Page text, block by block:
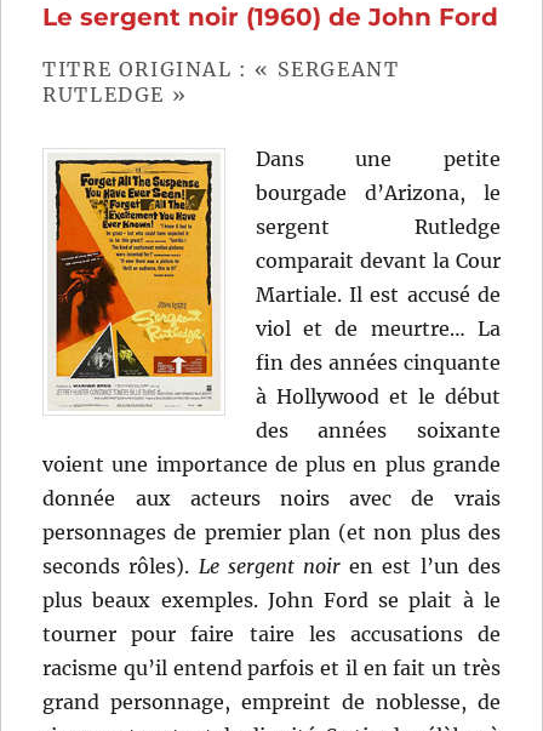
Richard
Le sergent noir (1960) de John Ford
TITRE ORIGINAL : « SERGEANT
RUTLEDGE »
Dans une petite
bourgade d’Arizona, le
sergent Rutledge
comparait devant la Cour
Martiale. Il est accusé de
viol et de meurtre… La
fin des années cinquante
à Hollywood et le début
des années soixante
voient une importance de plus en plus grande
donnée aux acteurs noirs avec de vrais
personnages de premier plan (et non plus des
seconds rôles). Le sergent noir en est l’un des
plus beaux exemples. John Ford se plait à le
tourner pour faire taire les accusations de
racisme qu’il entend parfois et il en fait un très
grand personnage, empreint de noblesse, de